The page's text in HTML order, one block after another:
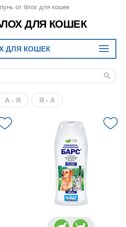
от блох для кошек
ДЛЯ КОШЕК
ДЛЯ КОШЕК
А - Я Я - А